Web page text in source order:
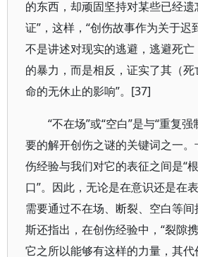
的东西，却顽固坚持对某些已经
证”，这样，“创伤故事作为关于迟
不是讲述对现实的逃避，逃避死
的暴力，而是相反，证实了其（
命的无休止的影响”。[37]
“不在场”或“空白”是与“重复强
要的解开创伤之谜的关键词之一
伤经验与我们对它的表征之间是“
口”。因此，无论是在意识还是在
需要通过不在场、断裂、空白等
斯还指出，在创伤经验中，“裂隙
它之所以能够有这样的力量，其